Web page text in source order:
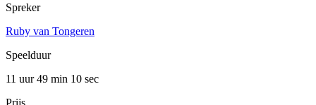
Spreker
Ruby van Tongeren
Speelduur
11 uur 49 min 10 sec
Prijs